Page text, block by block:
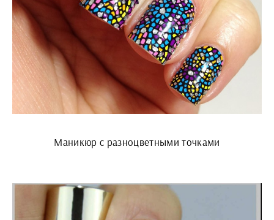
Маникюр с разноцветными точками